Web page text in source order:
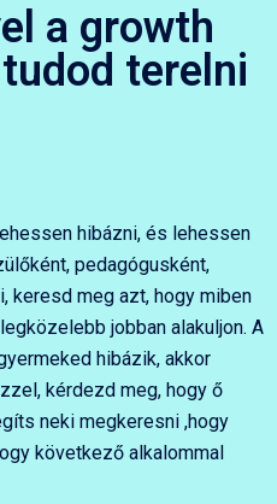
a growth
terelni
hibázni, és lehessen
pedagógusként,
keresd meg azt, hogy miben
jobban alakuljon. A
hibázik, akkor
kérdezd meg, hogy ő
neki megkeresni ,hogy
következő alkalommal